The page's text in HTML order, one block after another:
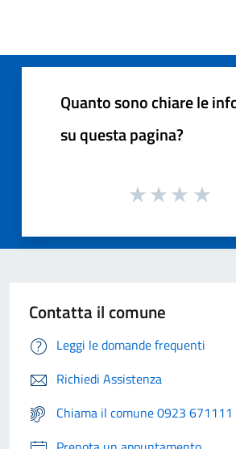
Quanto sono chiare le
su questa pagina?
Contatta il comune
Leggi le domande frequenti
Richiedi Assistenza
Chiama il comune 0923 671111